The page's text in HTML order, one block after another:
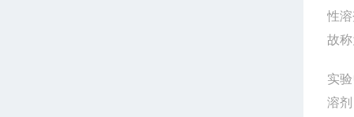
性
故称
实
溶